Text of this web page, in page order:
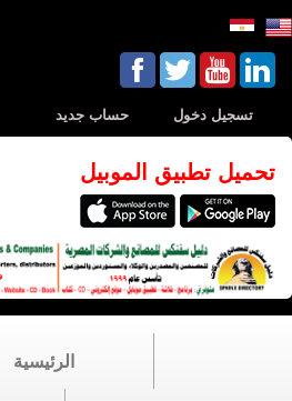
تسجيل دخول حساب جديد
تحميل تطبيق الموبيل
الرئيسية